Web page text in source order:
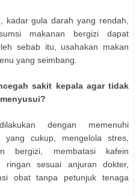
kadar gula darah yang rendah,
makanan bergizi dapat
sebab itu, usahakan makan
yang seimbang.
sakit kepala agar tidak
dengan memenuhi
yang cukup, mengelola stres,
bergizi, membatasi kafein
ringan sesuai anjuran dokter,
obat tanpa petunjuk tenaga